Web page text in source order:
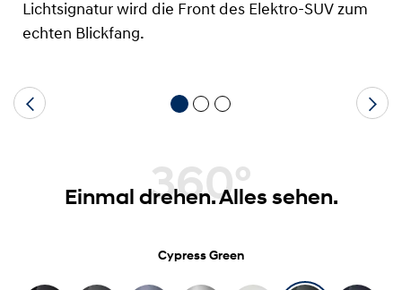
Lichtsignatur wird die Front des Elektro-SUV zum
echten Blickfang.
360°
Einmal drehen. Alles sehen.
Cypress Green